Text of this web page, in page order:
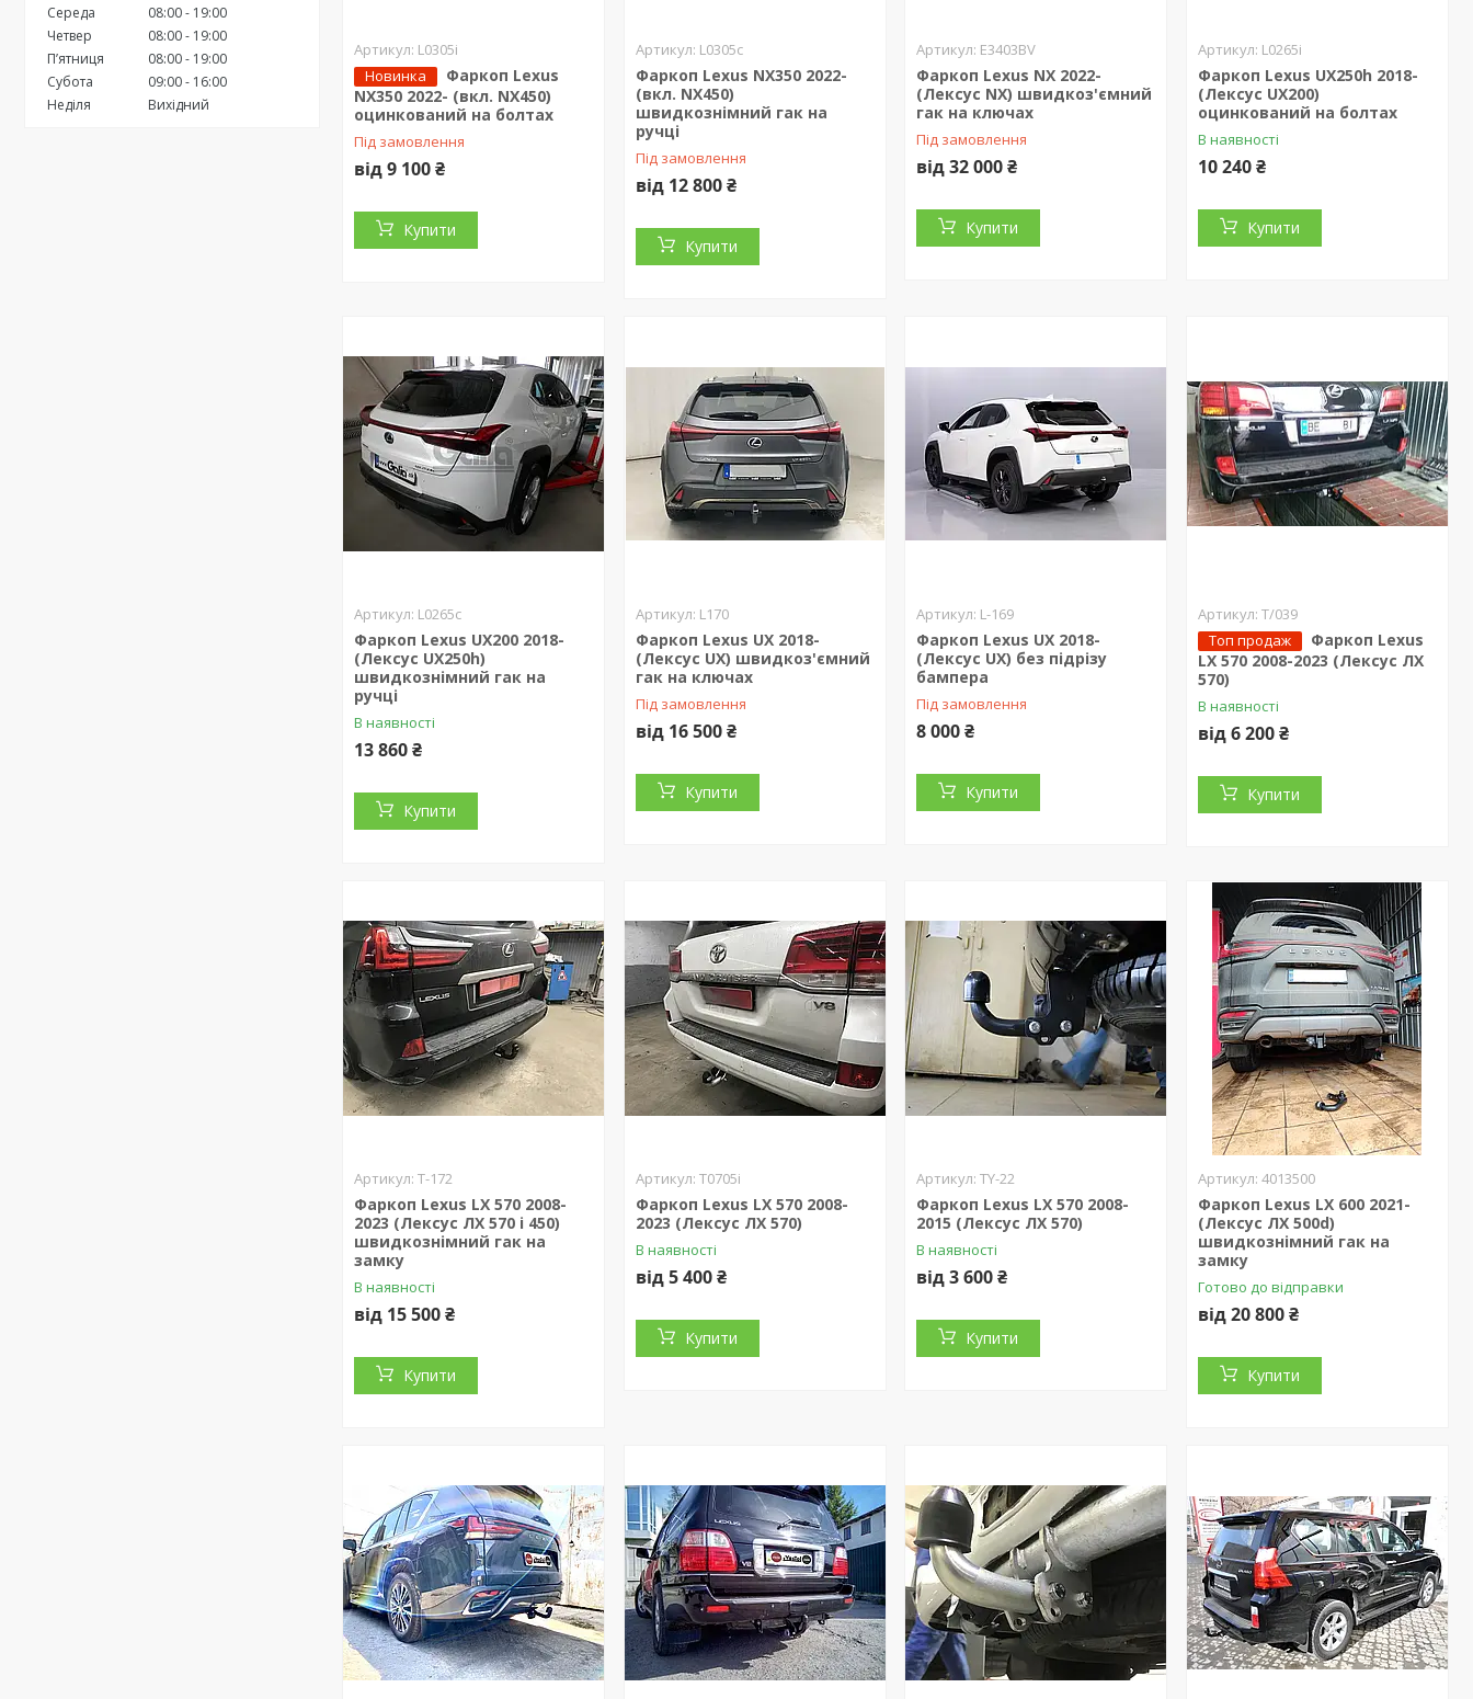
Середа
08:00
19:00
Четвер
08:00
19:00
Пʼятниця
08:00
19:00
Субота
09:00
16:00
Неділя
Вихідний
L0305i
Новинка
Фаркоп Lexus
NX350 2022- (вкл. NX450)
оцинкований на болтах
Під замовлення
від 9 100 ₴
Купити
L0305c
Фаркоп Lexus NX350 2022-
(вкл. NX450)
швидкознімний гак на
ручці
Під замовлення
від 12 800 ₴
Купити
E3403BV
Фаркоп Lexus NX 2022-
(Лексус NX) швидкоз'ємний
гак на ключах
Під замовлення
від 32 000 ₴
Купити
L0265i
Фаркоп Lexus UX250h 2018-
(Лексус UX200)
оцинкований на болтах
В наявності
10 240 ₴
Купити
L0265c
Фаркоп Lexus UX200 2018-
(Лексус UX250h)
швидкознімний гак на
ручці
В наявності
13 860 ₴
Купити
L170
Фаркоп Lexus UX 2018-
(Лексус UX) швидкоз'ємний
гак на ключах
Під замовлення
від 16 500 ₴
Купити
L-169
Фаркоп Lexus UX 2018-
(Лексус UX) без підрізу
бампера
Під замовлення
8 000 ₴
Купити
T/039
Топ продаж
Фаркоп Lexus
LX 570 2008-2023 (Лексус ЛХ
570)
В наявності
від 6 200 ₴
Купити
T-172
Фаркоп Lexus LX 570 2008-
2023 (Лексус ЛХ 570 і 450)
швидкознімний гак на
замку
В наявності
від 15 500 ₴
Купити
T0705i
Фаркоп Lexus LX 570 2008-
2023 (Лексус ЛХ 570)
В наявності
від 5 400 ₴
Купити
TY-22
Фаркоп Lexus LX 570 2008-
2015 (Лексус ЛХ 570)
В наявності
від 3 600 ₴
Купити
4013500
Фаркоп Lexus LX 600 2021-
(Лексус ЛХ 500d)
швидкознімний гак на
замку
Готово до відправки
від 20 800 ₴
Купити